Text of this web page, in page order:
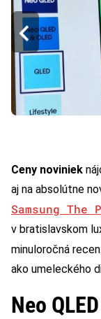
Ceny noviniek
aj na absolútne
Samsung The
v bratislavskom
minuloročná
ako umeleckého
Neo